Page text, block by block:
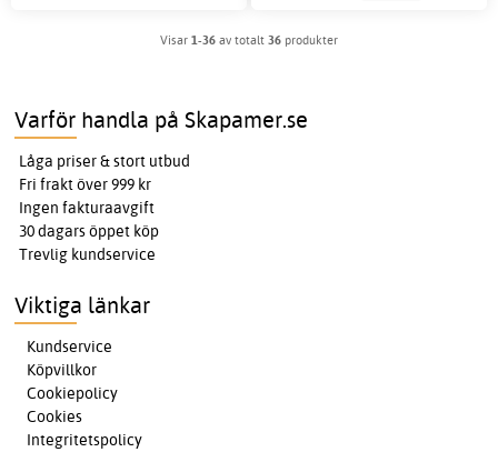
Visar 1-36 av totalt 36 produkter
Varför handla på Skapamer.se
Låga priser & stort utbud
Fri frakt över 999 kr
Ingen fakturaavgift
30 dagars öppet köp
Trevlig kundservice
Viktiga länkar
Kundservice
Köpvillkor
Cookiepolicy
Cookies
Integritetspolicy